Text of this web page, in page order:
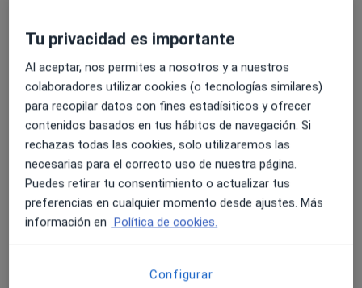
Ultraformer MPT® e Hydrafacial®, entre otros,
seleccionando siempre la tecnología más adecuada
para cada caso.
En el área de la dermatología estética buscamos
resultados naturales y elegantes. Para ello empleamos
tecnología médico-estética avanzada (IPL, Ultherapy®,
Ultraformer MPT®, láser CO₂) además de los
tratamientos mas conocidos como son la toxina
botulínica, estimuladores de colágeno y los rellenos de
ácido hialurónico. Siempre desde una visión médica y
tratamientos. Recomendamos únicamente aquello
Tu privacidad es importante
Al aceptar, nos permites a nosotros y a nuestros
colaboradores utilizar cookies (o tecnologías similares)
para recopilar datos con fines estadísiticos y ofrecer
contenidos basados en tus hábitos de navegación. Si
rechazas todas las cookies, solo utilizaremos las
necesarias para el correcto uso de nuestra página.
Puedes retirar tu consentimiento o actualizar tus
preferencias en cualquier momento desde ajustes. Más
información en Política de cookies.
Configurar